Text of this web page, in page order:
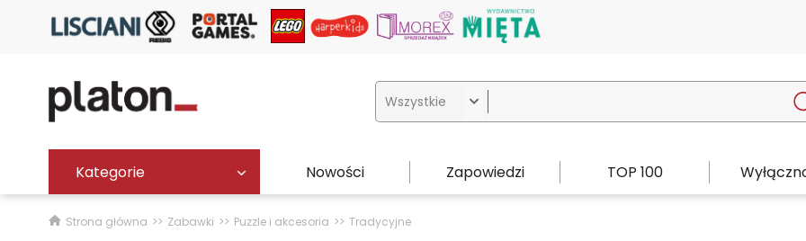

Kategorie Nowości Zapowiedzi TOP 100
Strona główna Zabawki Puzzle i akcesoria Tradycyjne